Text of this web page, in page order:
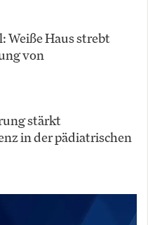
Weiße Haus strebt
von
stärkt
in der pädiatrischen